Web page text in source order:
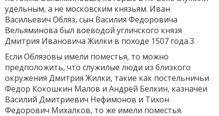
удельным, а не московским князьям. Иван
Васильевич Обляз, сын Василия Федоровича
Вельяминова был воеводой угличского князя
Дмитрия Ивановича Жилки в походе 1507 года.3
Если Облязовы имели поместья, то можно
предположить, что служилые люди из близкого
окружения Дмитрия Жилки, такие как постельничьи
Федор Кокошкин Малов и Андрей Белкин, казначеи
Василий Дмитриевич Нефимонов и Тихон
Федорович Михалков, то же имели поместья.